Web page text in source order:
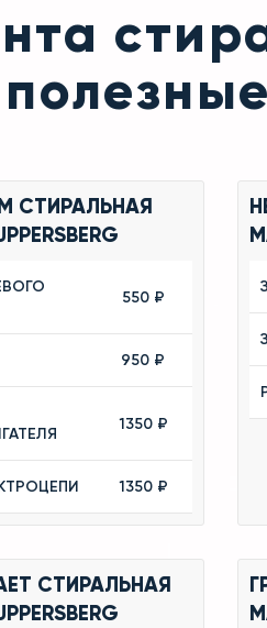
СТИРАЛЬНАЯ
550 ₽
950 ₽
1350 ₽
1350 ₽
СТИРАЛЬНАЯ